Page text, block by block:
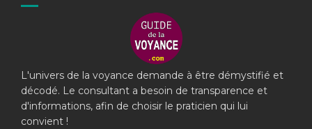
L'univers de la voyance demande à être démystifié et
décodé. Le consultant a besoin de transparence et
d'informations, afin de choisir le praticien qui lui
convient !